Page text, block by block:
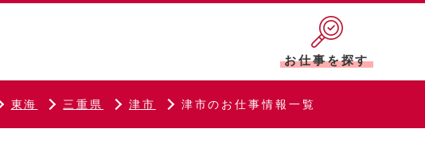
お仕事を探す
東海 三重県 津市 津市のお仕事情報一覧